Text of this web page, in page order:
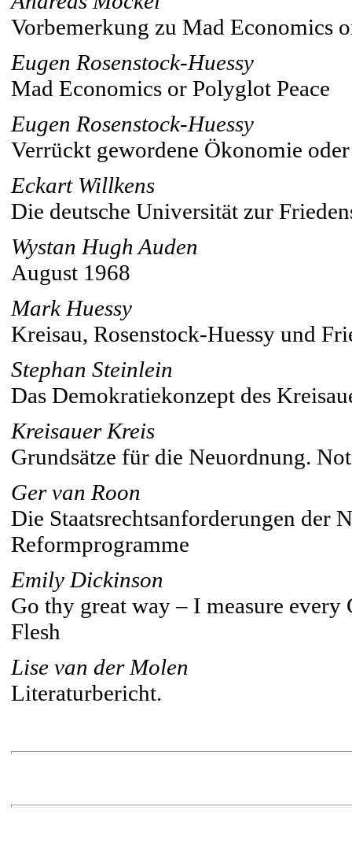
Vorbemerkung zu Mad Economics
Eugen Rosenstock-Huessy
Mad Economics or Polyglot Peace
Eugen Rosenstock-Huessy
Verrückt gewordene Ökonomie
Eckart Willkens
Die deutsche Universität zur
Wystan Hugh Auden
August 1968
Mark Huessy
Kreisau, Rosenstock-Huessy und
Stephan Steinlein
Das Demokratiekonzept des
Kreisauer Kreis
Grundsätze für die Neuordnung.
Ger van Roon
Die Staatsrechtsanforderungen der
Reformprogramme
Emily Dickinson
Go thy great way – I measure
Flesh
Lise van der Molen
Literaturbericht.